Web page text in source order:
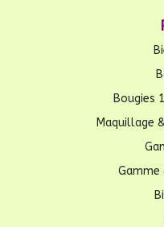
Bougies
Maquillage
Gamme